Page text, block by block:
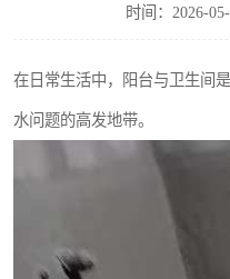
时间：2026-
在日常生活中，阳台与卫生间
水问题的高发地带。